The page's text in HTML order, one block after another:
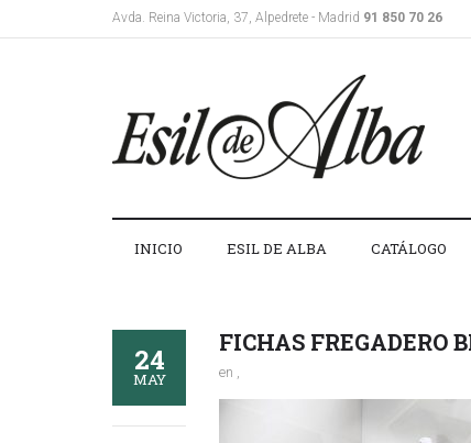
Avda. Reina Victoria, 37, Alpedrete - Madrid 91 850 70 26
INICIO ESIL DE ALBA CATÁLOGO
24
MAY
FICHAS FREGADERO
en ,